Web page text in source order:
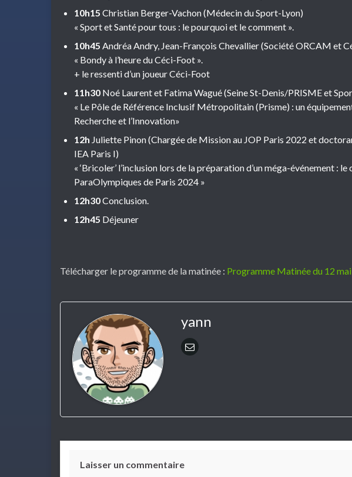
10h15 Christian Berger-Vachon (Médecin du Sport-Lyon)
« Sport et Santé pour tous : le pourquoi et le comment ».
10h45 Andréa Andry, Jean-François Chevallier (Société ORCAM et
« Bondy à l’heure du Céci-Foot ».
+ le ressenti d’un joueur Céci-Foot
11h30 Noé Laurent et Fatima Wagué (Seine St-Denis/PRISME et
« Le Pôle de Référence Inclusif Métropolitain (Prisme) : un
Recherche et l’Innovation»
12h Juliette Pinon (Chargée de Mission au JOP Paris 2022 et
IEA Paris I)
« ‘Bricoler’ l’inclusion lors de la préparation d’un méga-événement :
ParaOlympiques de Paris 2024 »
12h30Conclusion.
12h45 Déjeuner
Télécharger le programme de la matinée : Programme Matinée du 12
yann
Laisser un commentaire